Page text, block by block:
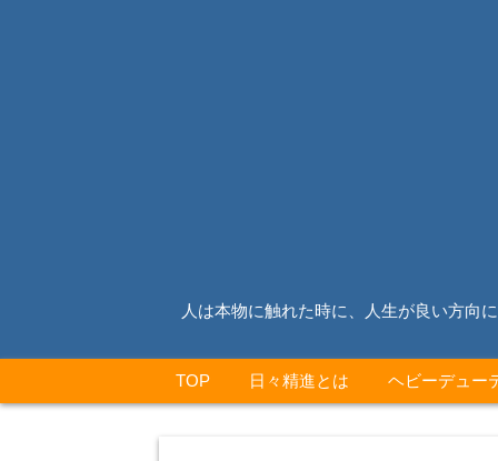
人は本物に触れた時に、人生が良い方向
TOP 日々精進とは ヘビーデュー